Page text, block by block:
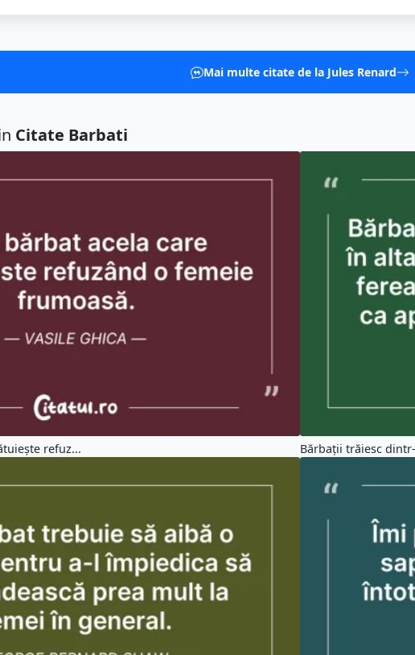
Mai multe citate de la Jules Renard
Citate Barbati
refuz... Bărbaţii trăiesc